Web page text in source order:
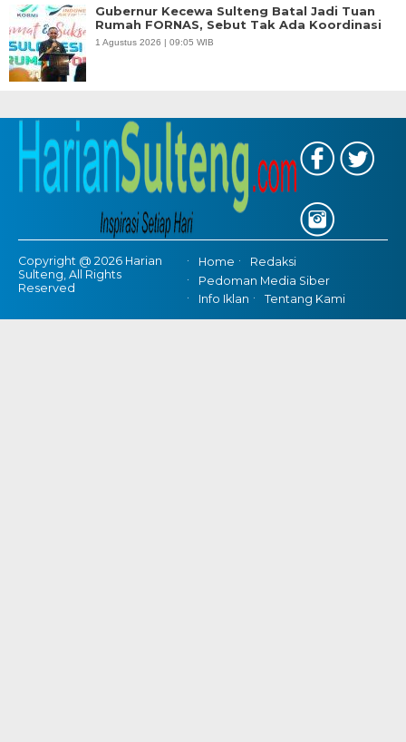
Gubernur Kecewa Sulteng Batal Jadi Tuan
Rumah FORNAS, Sebut Tak Ada Koordinasi
1 Agustus 2026 | 09:05 WIB
Copyright @ 2026 Harian
Sulteng, All Rights
Reserved
Home
Redaksi
Pedoman Media Siber
Info Iklan
Tentang Kami